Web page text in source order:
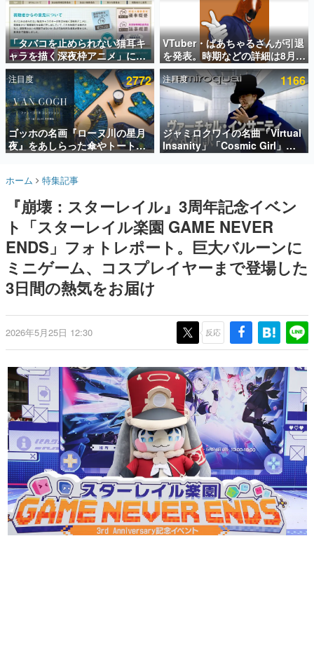
ゲームの企画書
名作ゲームクリエイターの方々に製作時のエピソードをお
聞きし、ヒットする企画（ゲーム）とは何か？を探ってい
きます。
赫本
この物語を解いてはいけない。『赫本』は、〈試験問題〉
の形をした短編ホラー小説集です。
新世代に訊く
これからのデジタルゲーム市場を担う若きクリエイター達
の姿を追い、彼らのルーツと情熱を探っていきます。
日本のコンテンツ産業やカルチャーに与えた影響を探る企
画です。
日本モバイルゲーム産業史
日本のモバイルゲーム史における主要なトピック・タイト
ルを網羅するほか、開発者へのインタビューや識者による
解説を掲載。約20年の歴史が一望できる決定版！
若ゲのいたり〜ゲームクリエイターの青春〜
一先生によるゲーム業界レポートマンガです。
なんでゲームは面白い？
具体的な形から解き明かしていく、硬派で骨太な評論連載
です。
ゲームが変えた日本語
「経験値」「裏技」「ラスボス」… ゲームにまつわる言葉
の起源や用法の変遷を、コンピューター文化史研究家・タ
イニーP氏が徹底調査。
カテゴリ
特集記事
マンガ
「タバコを止められない猫耳キ
ャラを描く深夜枠アニメ」に視
聴者の一部から批判意見。違法
薬物の使用と思しき描写も含め
て、BPOが議論を交わす
VTuber・ばあちゃるさんが引退
を発表。時期などの詳細は8月9
日15時からの配信で説明
注目度 2772
ゴッホの名画『ローヌ川の星月
夜』をあしらった傘やトートバ
ッグなどが登場。8月7日21時よ
注目度 1166
ジャミロクワイの名曲「Virtual
Insanity」「Cosmic Girl」
「Canned Heat」公式日本語字
て
ホーム 特集記事
『崩壊：スターレイル』3周年記念イベン
ト「スターレイル楽園 GAME NEVER
ENDS」フォトレポート。巨大バルーンに
ミニゲーム、コスプレイヤーまで登場した
3日間の熱気をお届け
2026年5月25日 12:30 反応